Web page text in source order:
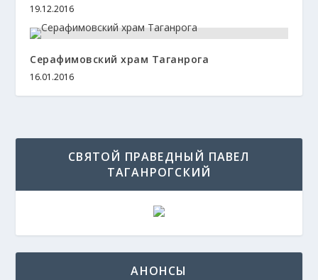
19.12.2016
Серафимовский храм Таганрога
16.01.2016
СВЯТОЙ ПРАВЕДНЫЙ ПАВЕЛ
ТАГАНРОГСКИЙ
АНОНСЫ